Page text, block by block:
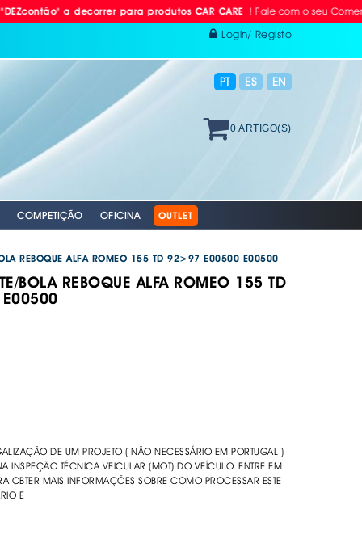
a decorrer para produtos CAR CARE! Fale com o seu Comercial
Login/ Registo
PT ES EN
0 ARTIGO(S)
COMPETIÇÃO OFICINA
TPMS
PNEUS
OUTLET
EBC
DISCOS EBC
REBOQUE ALFA ROMEO 155 TD 92>97 E00500 E00500
BOLA REBOQUE ALFA ROMEO 155 TD
DE UM PROJETO ( NÃO NECESSÁRIO EM PORTUGAL )
INSPEÇÃO TÉCNICA VEICULAR (MOT) DO VEÍCULO. ENTRE EM
OBTER MAIS INFORMAÇÕES SOBRE COMO PROCESSAR ESTE
E